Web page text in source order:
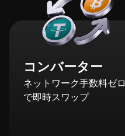
コンバーター
ネットワーク手数料ゼロ
で即時スワップ